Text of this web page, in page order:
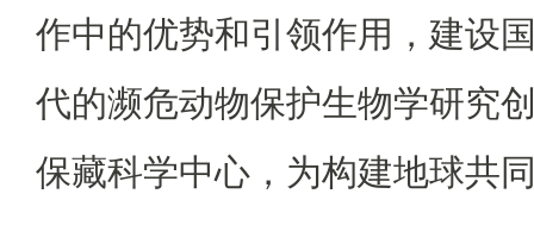
作中的优势和引领作用，建设
代的濒危动物保护生物学研究
保藏科学中心，为构建地球共